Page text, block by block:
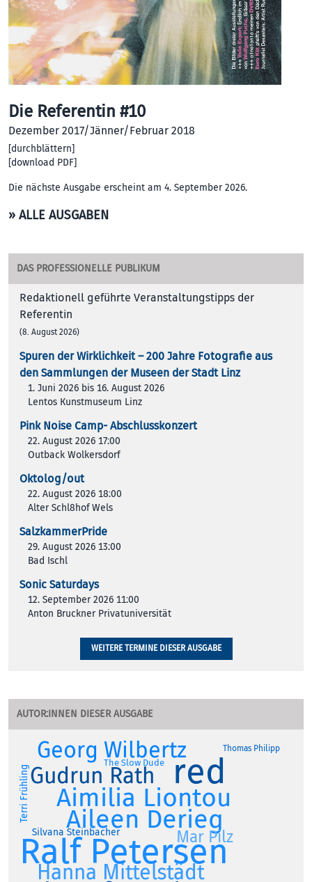
Die Referentin #10
Dezember 2017/Jänner/Februar 2018
[durchblättern]
[download PDF]
Die nächste Ausgabe erscheint am 4. September 2026.
» ALLE AUSGABEN
DAS PROFESSIONELLE PUBLIKUM
Redaktionell geführte Veranstaltungstipps der
Referentin
(8. August 2026)
Spuren der Wirklichkeit – 200 Jah­re Foto­gra­fie aus
den Samm­lun­gen der Muse­en der Stadt Linz
1. Juni 2026 bis 16. August 2026
Lentos Kunstmuseum Linz
Pink Noise Camp- Abschlusskonzert
22. August 2026 17:00
Outback Wolkersdorf
Oktolog/out
22. August 2026 18:00
Alter Schl8hof Wels
SalzkammerPride
29. August 2026 13:00
Bad Ischl
Sonic Saturdays
12. September 2026 11:00
Anton Bruckner Privatuniversität
WEITERE TERMINE DIESER AUSGABE
AUTOR:INNEN DIESER AUSGABE
Ralf Petersen
red
Aileen Derieg
Aimilia Liontou
Georg Wilbertz
Gudrun Rath
Hanna Mittelstädt
Mar Pilz
Silvana Steinbacher
Terri Frühling
The Slow Dude
Thomas Philipp